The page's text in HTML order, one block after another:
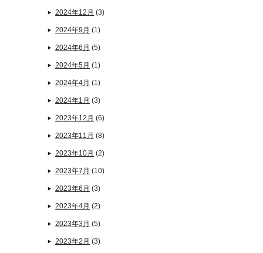
2024年12月 (3)
2024年9月 (1)
2024年6月 (5)
2024年5月 (1)
2024年4月 (1)
2024年1月 (3)
2023年12月 (6)
2023年11月 (8)
2023年10月 (2)
2023年7月 (10)
2023年6月 (3)
2023年4月 (2)
2023年3月 (5)
2023年2月 (3)